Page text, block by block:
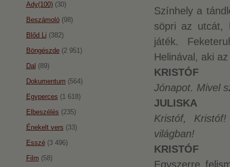
Színhely a
söpri az utcát,
játék.
Helinával, aki
KRISTÓF
Jónapot. Mivel
JULISKA
Kristóf,
világban!
KRISTÓF
Egyszerre
Ady(100)(30)
Beszámoló(98)
Blőd Li (382)
Böngészde(2 951)
Dal (89)
Dokumentum (564)
Egyperces (1 618)
Elbeszélés (235)
Énekelt vers (33)
Esszé(3 496)
Film (58)